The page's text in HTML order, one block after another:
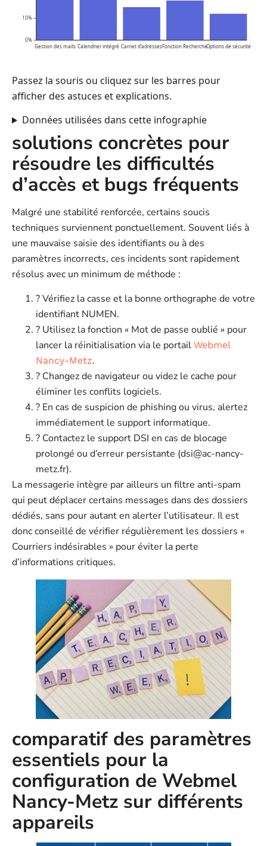
Gestion des mails Calendrier intégré Carnet d’adressesFonction RechercheOptions de sécurité
0%
10%
Passez la souris ou cliquez sur les barres pour
afficher des astuces et explications.
Données utilisées dans cette infographie
solutions concrètes pour
résoudre les difficultés
d’accès et bugs fréquents
Malgré une stabilité renforcée, certains soucis
techniques surviennent ponctuellement. Souvent liés à
une mauvaise saisie des identifiants ou à des
paramètres incorrects, ces incidents sont rapidement
résolus avec un minimum de méthode :
? Vérifiez la casse et la bonne orthographe de votre
identifiant NUMEN.
? Utilisez la fonction « Mot de passe oublié » pour
lancer la réinitialisation via le portail Webmel
Nancy-Metz.
? Changez de navigateur ou videz le cache pour
éliminer les conflits logiciels.
? En cas de suspicion de phishing ou virus, alertez
immédiatement le support informatique.
? Contactez le support DSI en cas de blocage
prolongé ou d’erreur persistante (dsi@ac-nancy-
metz.fr).
La messagerie intègre par ailleurs un filtre anti-spam
qui peut déplacer certains messages dans des dossiers
dédiés, sans pour autant en alerter l’utilisateur. Il est
donc conseillé de vérifier régulièrement les dossiers «
Courriers indésirables » pour éviter la perte
d’informations critiques.
comparatif des paramètres
essentiels pour la
configuration de Webmel
Nancy-Metz sur différents
appareils